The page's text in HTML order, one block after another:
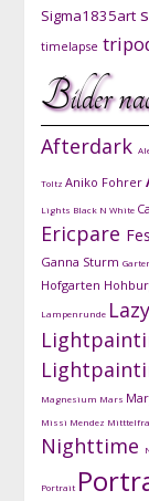
Sigma1835art
timelapse
Bilder
Afterdark
Toltz Aniko Fohrer
Lights Black N White
Ericpare
Ganna Sturm
Hofgarten
Lampenrunde
Magnesium Mars
Missi Mendez
Nighttime
Portrait